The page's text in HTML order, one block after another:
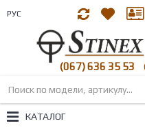
РУС
(067) 636 35 53
КАТАЛОГ